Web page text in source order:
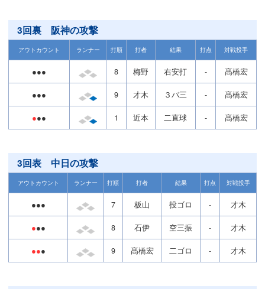
3回裏 阪神の攻撃
アウトカウント ランナー 打順 打者 結果 打点 対戦投手
●●● 8 梅野 右安打 - 髙橋宏
●●● 9 才木 ３バ三 - 髙橋宏
●●● 1 近本 二直球 - 髙橋宏
3回表 中日の攻撃
アウトカウント ランナー 打順 打者 結果 打点 対戦投手
●●● 7 板山 投ゴロ - 才木
●●● 8 石伊 空三振 - 才木
●●● 9 髙橋宏 二ゴロ - 才木